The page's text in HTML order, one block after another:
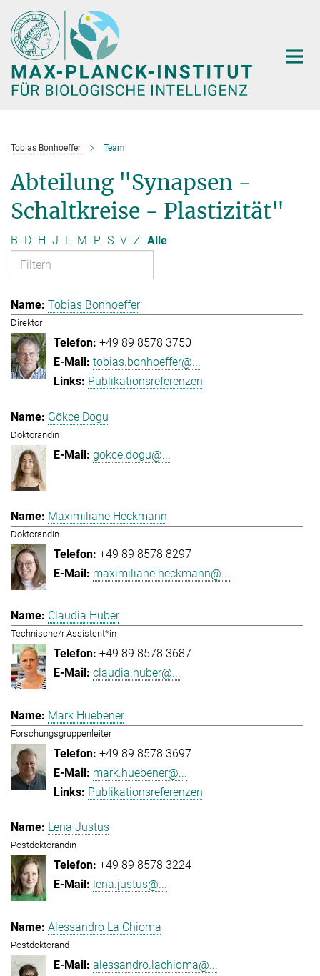
Hauptinhalt
Tobias Bonhoeffer Team
Abteilung "Synapsen -
Schaltkreise - Plastizität"
B D H J L M P S V Z Alle
Tobias Bonhoeffer
Direktor
+49 89 8578 3750
tobias.bonhoeffer@...
Publikationsreferenzen
Gökce Dogu
Doktorandin
gokce.dogu@...
Maximiliane Heckmann
Doktorandin
+49 89 8578 8297
maximiliane.heckmann@...
Claudia Huber
Technische/r Assistent*in
+49 89 8578 3687
claudia.huber@...
Mark Huebener
Forschungsgruppenleiter
+49 89 8578 3697
mark.huebener@...
Publikationsreferenzen
Lena Justus
Postdoktorandin
+49 89 8578 3224
lena.justus@...
Alessandro La Chioma
Postdoktorand
alessandro.lachioma@...